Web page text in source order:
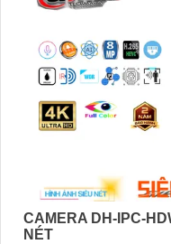
CAMERA DH-IPC-
NÉT